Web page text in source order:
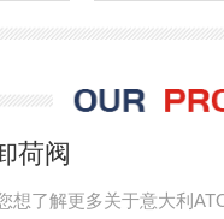
荷阀
想了解更多关于意大利